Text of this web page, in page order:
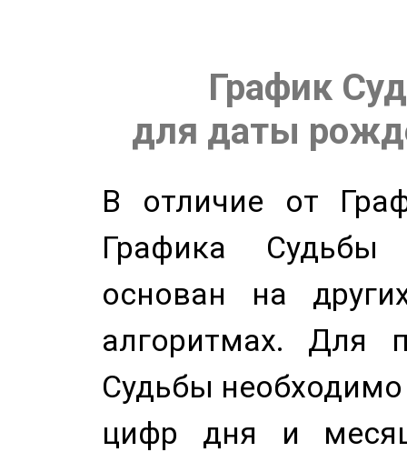
График
для даты
В отличие от
Графика
основан на
алгоритмах. Для
Судьбы
цифр дня и